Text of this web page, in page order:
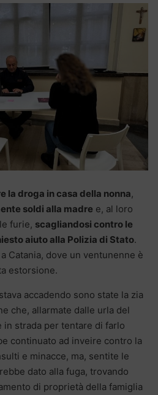
la droga in casa della nonna,
soldi alla madre e, al loro
furie, scagliandosi contro le
aiuto alla Polizia di Stato.
Catania, dove un ventunenne è
estorsione.
accadendo sono state la zia
che, allarmate dalle urla del
strada per tentare di farlo
continuato ad inveire contro la
e minacce, ma, sentite le
dato alla fuga, trovando
di proprietà della famiglia